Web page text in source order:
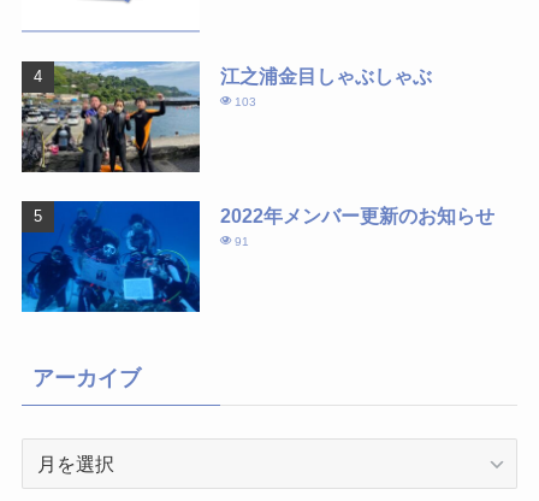
江之浦金目しゃぶしゃぶ
103
2022年メンバー更新のお知らせ
91
アーカイブ